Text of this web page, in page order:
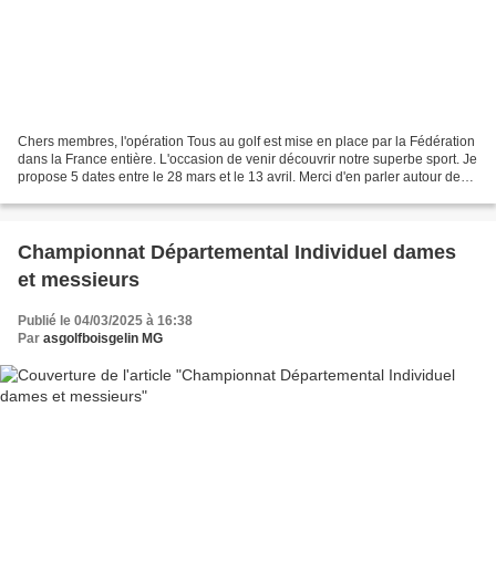
Chers membres, l'opération Tous au golf est mise en place par la Fédération
dans la France entière. L'occasion de venir découvrir notre superbe sport. Je
propose 5 dates entre le 28 mars et le 13 avril. Merci d'en parler autour de
Championnat Départemental Individuel dames
et messieurs
Publié le 04/03/2025 à 16:38
Par asgolfboisgelin MG